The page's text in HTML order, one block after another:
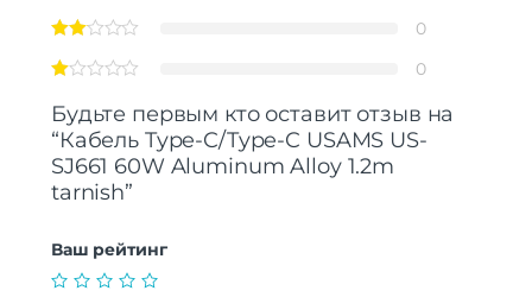
0
0
Будьте первым кто оставит отзыв на
“Кабель Type-C/Type-C USAMS US-
SJ661 60W Aluminum Alloy 1.2m
tarnish”
Ваш рейтинг